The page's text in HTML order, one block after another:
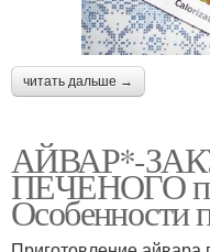
читать дальше →
АЙВАР*-
ПЕЧЕНОГО
Особенности